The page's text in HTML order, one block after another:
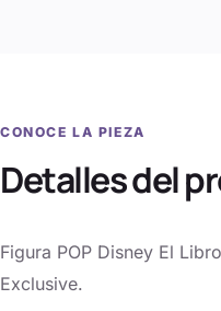
CONOCE LA PIEZA
Detalles del
Figura POP Disney El
Exclusive.